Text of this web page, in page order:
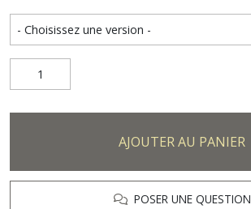
AJOUTER AU PANIER
POSER UNE QUESTION